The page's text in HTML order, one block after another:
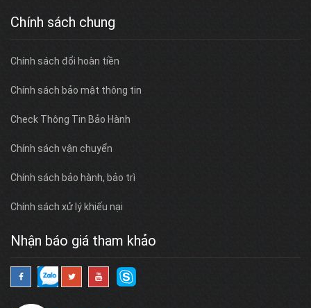
Chính sách chung
Chính sách đổi hoàn tiền
Chính sách bảo mật thông tin
Check Thông Tin Bảo Hành
Chính sách vận chuyển
Chính sách bảo hành, bảo trì
Chính sách xử lý khiếu nại
Nhận báo giá tham khảo